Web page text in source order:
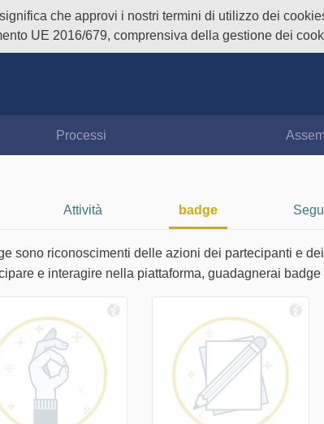
che approvi i nostri termini di utilizzo dei
UE 2016/679, comprensiva della gestione dei
Processi
Attività badge
sono riconoscimenti delle azioni dei partecipanti e
e interagire nella piattaforma, guadagnerai badge